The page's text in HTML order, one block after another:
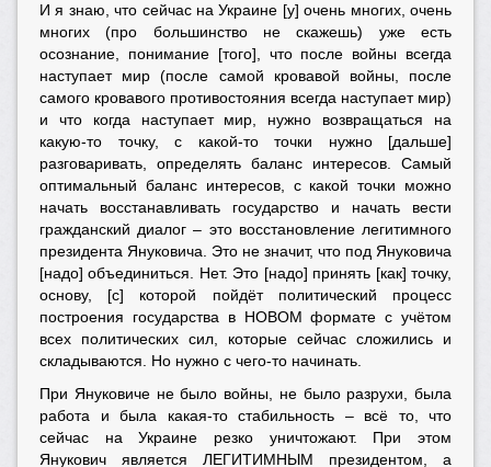
И я знаю, что сейчас на Украине [у] очень многих, очень
многих (про большинство не скажешь) уже есть
осознание, понимание [того], что после войны всегда
наступает мир (после самой кровавой войны, после
самого кровавого противостояния всегда наступает мир)
и что когда наступает мир, нужно возвращаться на
какую-то точку, с какой-то точки нужно [дальше]
разговаривать, определять баланс интересов. Самый
оптимальный баланс интересов, с какой точки можно
начать восстанавливать государство и начать вести
гражданский диалог – это восстановление легитимного
президента Януковича. Это не значит, что под Януковича
[надо] объединиться. Нет. Это [надо] принять [как] точку,
основу, [c] которой пойдёт политический процесс
построения государства в НОВОМ формате с учётом
всех политических сил, которые сейчас сложились и
складываются. Но нужно с чего-то начинать.
При Януковиче не было войны, не было разрухи, была
работа и была какая-то стабильность – всё то, что
сейчас на Украине резко уничтожают. При этом
Янукович является ЛЕГИТИМНЫМ президентом, а